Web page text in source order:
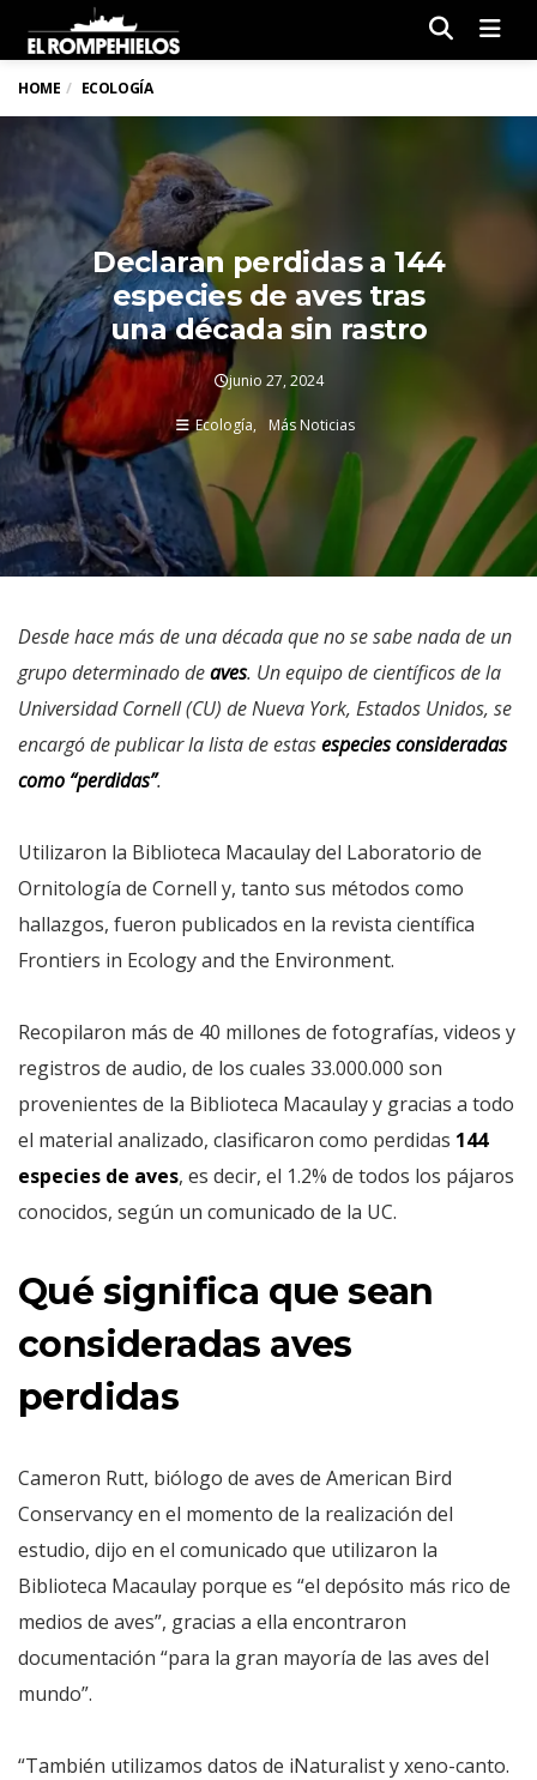
HOME ECOLOGÍA
Declaran perdidas a 144
especies de aves tras
una década sin rastro
junio 27, 2024
Ecología Más Noticias
Desde hace más de una década que no se sabe nada de un
grupo determinado deaves. Un equipo de científicos de la
Universidad Cornell (CU) de Nueva York, Estados Unidos, se
encargó de publicar la lista de estasespecies consideradas
como “perdidas”.
Utilizaron la Biblioteca Macaulay del Laboratorio de
Ornitología de Cornell y, tanto sus métodos como
hallazgos, fueron publicados en la revista científica
Frontiers in Ecology and the Environment.
Recopilaron más de 40 millones de fotografías, videos y
registros de audio, de los cuales 33.000.000 son
provenientes de la Biblioteca Macaulay y gracias a todo
el material analizado, clasificaron como perdidas 144
especies de aves, es decir, el 1.2% de todos los pájaros
conocidos, según un comunicado de la UC.
Qué significa que sean
consideradas aves
perdidas
Cameron Rutt, biólogo de aves de American Bird
Conservancy en el momento de la realización del
estudio, dijo en el comunicado que utilizaron la
Biblioteca Macaulay porque es “el depósito más rico de
medios de aves”, gracias a ella encontraron
documentación “para la gran mayoría de las aves del
mundo”.
“También utilizamos datos de iNaturalist y xeno-canto.